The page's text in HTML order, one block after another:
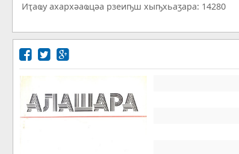
Иҭаҩу ахархәаҩцәа рзеиҧш хыҧхьаӡара: 14280